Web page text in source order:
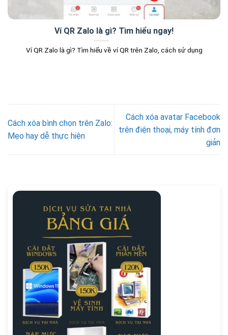
Ví QR Zalo là gì? Tìm hiểu ngay!
Ví QR Zalo là gì? Tìm hiểu về ví QR trên Zalo, cách sử dụng
Cách xóa bình chọn trên Zalo:
Mẹo hay dễ thực hiện
Cách xóa avatar Facebook
trên điện thoại, máy tính đơn
giản